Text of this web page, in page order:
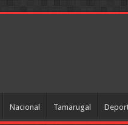
Nacional Tamarugal